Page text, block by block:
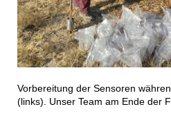
Vorbereitung der Sensoren
(links). Unser Team am Ende der